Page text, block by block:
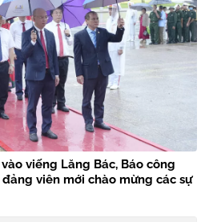
viếng Lăng Bác, Báo công
viên mới chào mừng các sự